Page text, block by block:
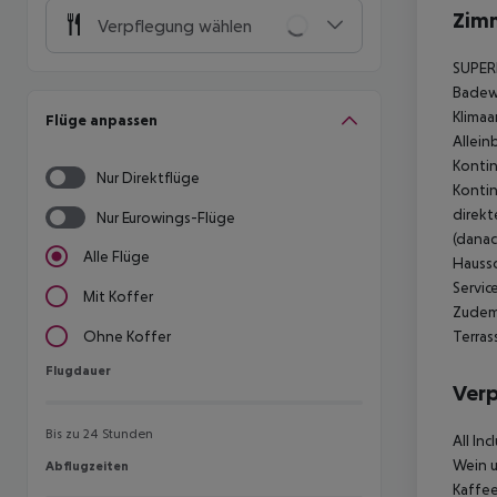
Verpflegung wählen
Flüge anpassen
Nur Direktflüge
Nur Eurowings-Flüge
Alle Flüge
Mit Koffer
Ohne Koffer
Flugdauer
Flugdauer
Bis zu 24 Stunden
Abflugzeiten
Abflugzeiten
All
Wein